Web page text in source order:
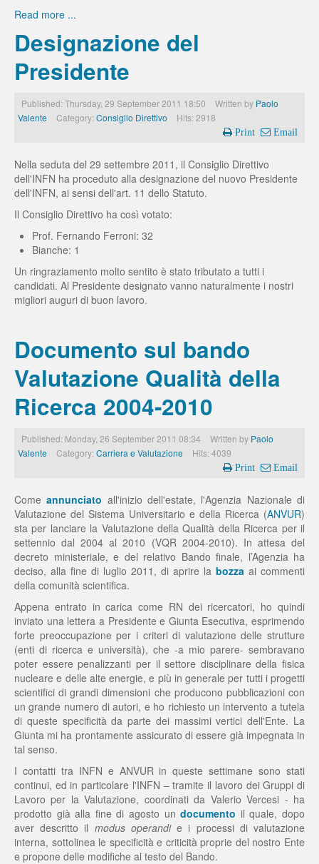
Read more ...
Designazione del
Presidente
Published: Thursday, 29 September 2011 18:50 Written by Paolo
Valente
Category: Consiglio Direttivo Hits: 2918
Print Email
Nella seduta del 29 settembre 2011, il Consiglio Direttivo
dell'INFN ha proceduto alla designazione del nuovo Presidente
dell'INFN, ai sensi dell'art. 11 dello Statuto.
Il Consiglio Direttivo ha così votato:
Prof. Fernando Ferroni: 32
Bianche: 1
Un ringraziamento molto sentito è stato tributato a tutti i
candidati. Al Presidente designato vanno naturalmente i nostri
migliori auguri di buon lavoro.
Documento sul bando
Valutazione Qualità della
Ricerca 2004-2010
Published: Monday, 26 September 2011 08:34 Written by Paolo
Valente
Category: Carriera e Valutazione Hits: 4039
Print Email
Comeannunciato all'inizio dell'estate, l'Agenzia Nazionale di
Valutazione del Sistema Universitario e della Ricerca (ANVUR)
sta per lanciare la Valutazione della Qualità della Ricerca per il
settennio dal 2004 al 2010 (VQR 2004-2010). In attesa del
decreto ministeriale, e del relativo Bando finale, l’Agenzia ha
deciso, alla fine di luglio 2011, di aprire la bozza ai commenti
della comunità scientifica.
Appena entrato in carica come RN dei ricercatori, ho quindi
inviato una lettera a Presidente e Giunta Esecutiva, esprimendo
forte preoccupazione per i criteri di valutazione delle strutture
(enti di ricerca e università), che -a mio parere- sembravano
poter essere penalizzanti per il settore disciplinare della fisica
nucleare e delle alte energie, e più in generale per tutti i progetti
scientifici di grandi dimensioni che producono pubblicazioni con
un grande numero di autori, e ho richiesto un intervento a tutela
di queste specificità da parte dei massimi vertici dell'Ente. La
Giunta mi ha prontamente assicurato di essere già impegnata in
tal senso.
I contatti tra INFN e ANVUR in queste settimane sono stati
continui, ed in particolare l'INFN – tramite il lavoro dei Gruppi di
Lavoro per la Valutazione, coordinati da Valerio Vercesi - ha
prodotto già alla fine di agosto undocumento il quale, dopo
aver descritto il modus operandie i processi di valutazione
interna, sottolinea le specificità e criticità proprie del nostro Ente
e propone delle modifiche al testo del Bando.